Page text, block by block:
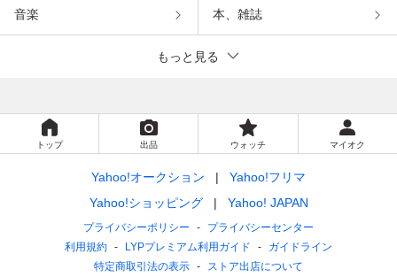
音楽 本、雑誌
もっと見る
トップ 出品 ウォッチ マイオク
Yahoo!オークション
Yahoo!フリマ
Yahoo!ショッピング
Yahoo! JAPAN
プライバシーポリシー
プライバシーセンター
利用規約
LYPプレミアム利用ガイド
ガイドライン
特定商取引法の表示
ストア出店について